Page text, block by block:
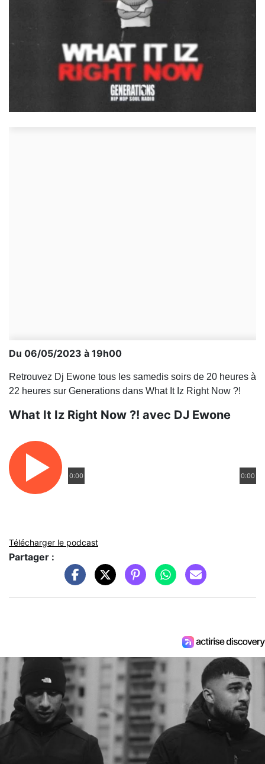
Du 06/05/2023 à 19h00
Retrouvez Dj Ewone tous les samedis soirs de 20 heures à
22 heures sur Generations dans What It Iz Right Now ?!
What It Iz Right Now ?! avec DJ Ewone
0:00 0:00
Télécharger le podcast
Partager :